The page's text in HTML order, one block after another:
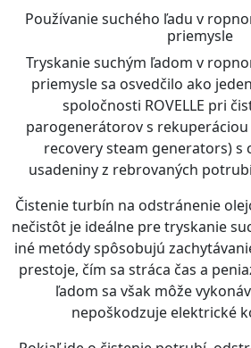
Používanie suchého ľadu v
priemysle
Tryskanie suchým ľadom v
priemysle sa osvedčilo ako
spoločnosti ROVELLE pri
parogenerátorov s rekuperáciou
recovery steam generators) s
usadeniny z rebrovaných
Čistenie turbín na odstránenie
nečistôt je ideálne pre tryskanie
iné metódy spôsobujú
prestoje, čím sa stráca čas a
ľadom sa však môže
nepoškodzuje elektrické